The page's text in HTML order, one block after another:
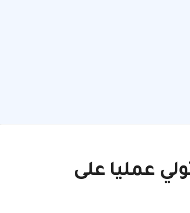
عمليا على